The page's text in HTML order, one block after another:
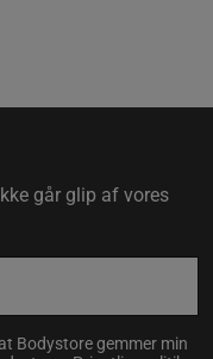
går glip af vores
Bodystore gemmer min